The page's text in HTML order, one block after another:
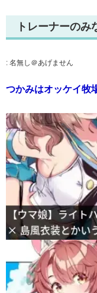
トレーナーのみ
: 名無し＠あげません
つかみはオッケイ牧